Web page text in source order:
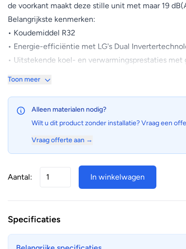
de voorkant maakt deze stille unit met maar 19
Belangrijkste kenmerken:
• Koudemiddel R32
• Energie-efficiëntie met LG's Dual
• Uitstekende koel- en verwarmingsprestaties met
Uitgelichte kenmerken:
• Met maar 19 dB(A) is deze unit lekker stil
• De Plasmaster Ionizer+ zorgt voor sterilisatie
geurtjes verdwijnen en schone lucht het resultaat is.
Ontwerp behuizing
• Geluidsarm
• Ruim bemeten condensor
Toon meer
Alleen materialen nodig?
Wilt u dit product zonder installatie? Vraag een
Vraag offerte aan →
Aantal: In winkelwagen
Specificaties